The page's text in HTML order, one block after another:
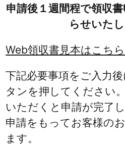
申請後１週間程で領収
らせいたし
Web領収書見本はこちら
下記必要事項をご入力
タンを押してください
いただくと申請が完了し
申請をもってお客様の
ます。